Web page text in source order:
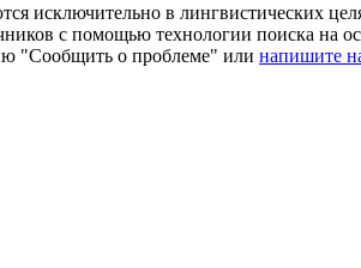
исключительно в лингвистических
с помощью технологии поиска
"Сообщить о проблеме" или напишите